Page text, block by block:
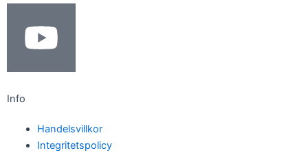
Info
Handelsvillkor
Integritetspolicy